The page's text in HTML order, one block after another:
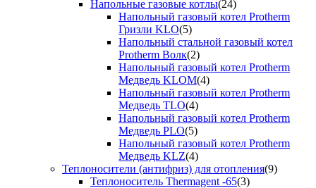
Напольные газовые котлы(24)
Напольный газовый котел Protherm
Гризли KLO(5)
Напольный стальной газовый котел
Protherm Волк(2)
Напольный газовый котел Protherm
Медведь KLOM(4)
Напольный газовый котел Protherm
Медведь TLO(4)
Напольный газовый котел Protherm
Медведь PLO(5)
Напольный газовый котел Protherm
Медведь KLZ(4)
Теплоносители (антифриз) для отопления(9)
Теплоноситель Thermagent -65(3)